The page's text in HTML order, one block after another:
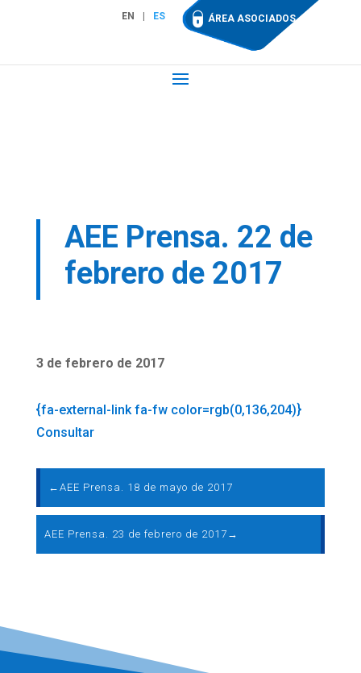
EN ES ÁREA ASOCIADOS
AEE Prensa. 22 de
febrero de 2017
3 de febrero de 2017
{fa-external-link fa-fw color=rgb(0,136,204)}
Consultar
← AEE Prensa. 18 de mayo de 2017
AEE Prensa. 23 de febrero de 2017 →